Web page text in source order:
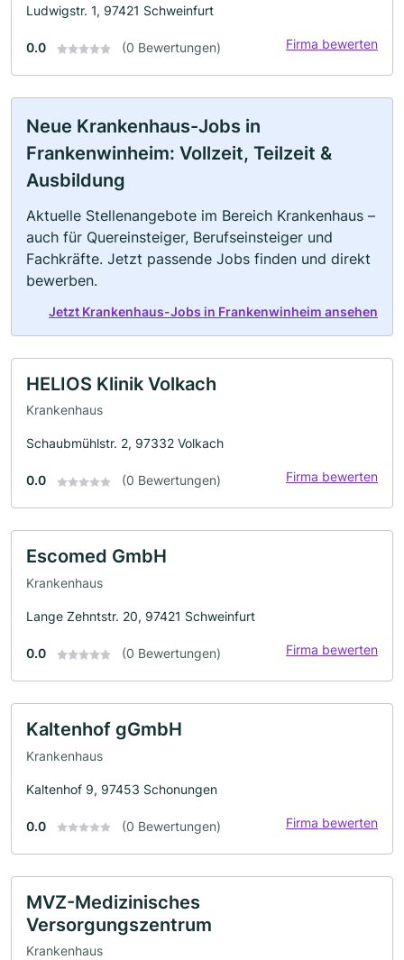
Ludwigstr. 1, 97421 Schweinfurt
0.0 (0 Bewertungen) Firma bewerten
Neue Krankenhaus-Jobs in
Frankenwinheim: Vollzeit, Teilzeit &
Ausbildung
Aktuelle Stellenangebote im Bereich Krankenhaus –
auch für Quereinsteiger, Berufseinsteiger und
Fachkräfte. Jetzt passende Jobs finden und direkt
bewerben.
Jetzt Krankenhaus-Jobs in Frankenwinheim ansehen
HELIOS Klinik Volkach
Krankenhaus
Schaubmühlstr. 2, 97332 Volkach
0.0 (0 Bewertungen) Firma bewerten
Escomed GmbH
Krankenhaus
Lange Zehntstr. 20, 97421 Schweinfurt
0.0 (0 Bewertungen) Firma bewerten
Kaltenhof gGmbH
Krankenhaus
Kaltenhof 9, 97453 Schonungen
0.0 (0 Bewertungen) Firma bewerten
MVZ-Medizinisches
Versorgungszentrum
Krankenhaus